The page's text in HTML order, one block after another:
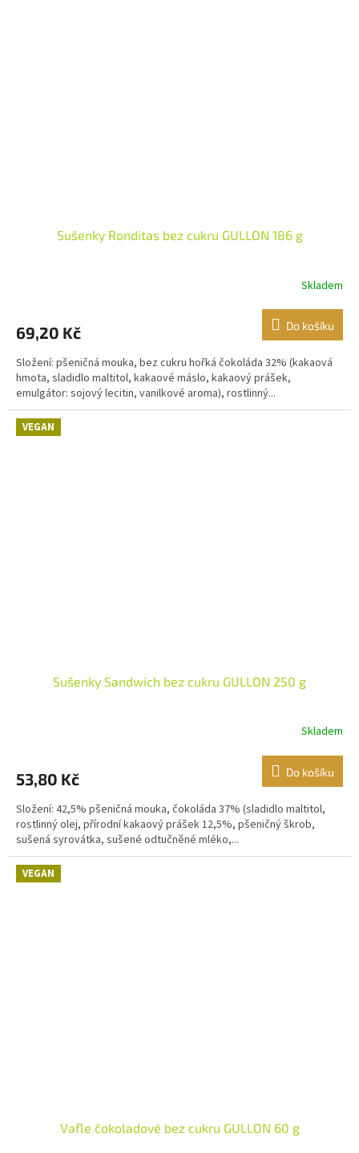
Sušenky Ronditas bez cukru GULLON 186 g
Skladem
69,20 Kč Do košíku
Složení: pšeničná mouka, bez cukru hořká čokoláda 32% (kakaová
hmota, sladidlo maltitol, kakaové máslo, kakaový prášek,
emulgátor: sojový lecitin, vanilkové aroma), rostlinný...
VEGAN
Sušenky Sandwich bez cukru GULLON 250 g
Skladem
53,80 Kč Do košíku
Složení: 42,5% pšeničná mouka, čokoláda 37% (sladidlo maltitol,
rostlinný olej, přírodní kakaový prášek 12,5%, pšeničný škrob,
sušená syrovátka, sušené odtučněné mléko,...
VEGAN
Vafle čokoladové bez cukru GULLON 60 g